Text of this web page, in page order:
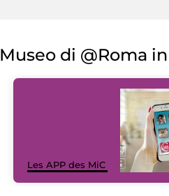
Museo di @Roma
Les APP des MiC